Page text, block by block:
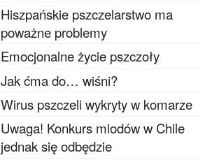
Hiszpańskie pszczelarstwo ma
poważne problemy
Emocjonalne życie pszczoły
Jak ćma do… wiśni?
Wirus pszczeli wykryty w komarze
Uwaga! Konkurs miodów w Chile
jednak się odbędzie